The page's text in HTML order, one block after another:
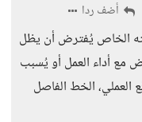
أضف ردا
الخاص يُفترض أن يظل
مع أداء العمل أو يُسبب
الخط الفاصل